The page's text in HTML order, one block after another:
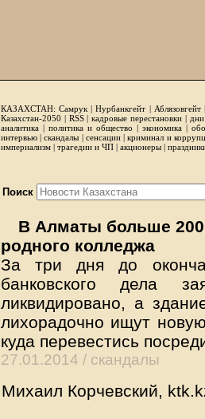
КАЗАХСТАН: Самрук |Нурбанкгейт | Аблязовгейт
Казахстан-2050 | RSS|кадровые перестановки|
аналитика | политика и общество | экономика |
интервью |скандалы | сенсации|криминал и
империализм | трагедии и ЧП | акционеры |
Поиск
В Алматы больше
родного колледжа
За три дня до
банковского дела
ликвидировано, а
лихорадочно ищут
куда перевестись
27.01.2014 / скандалы
Михаил Корчевский,